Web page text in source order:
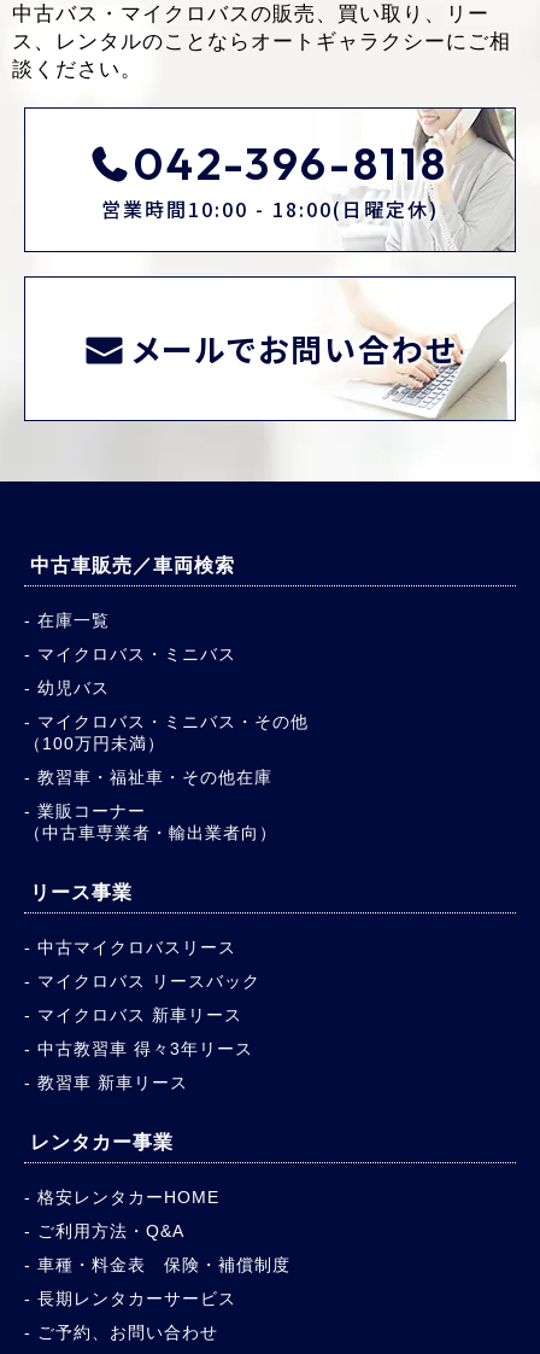
中古バス・マイクロバスの販売、買い取り、リー
ス、レンタルのことなら オートギャラクシーにご相
談ください。
042-396-8118
営業時間10:00 - 18:00(日曜定休)
メールでお問い合わせ
中古車販売／車両検索
在庫一覧
マイクロバス・ミニバス
幼児バス
マイクロバス・ミニバス・その他
（100万円未満）
教習車・福祉車・その他在庫
業販コーナー
（中古車専業者・輸出業者向）
リース事業
中古マイクロバスリース
マイクロバス リースバック
マイクロバス 新車リース
中古教習車 得々3年リース
教習車 新車リース
レンタカー事業
格安レンタカーHOME
ご利用方法・Q&A
車種・料金表 保険・補償制度
長期レンタカーサービス
ご予約、お問い合わせ